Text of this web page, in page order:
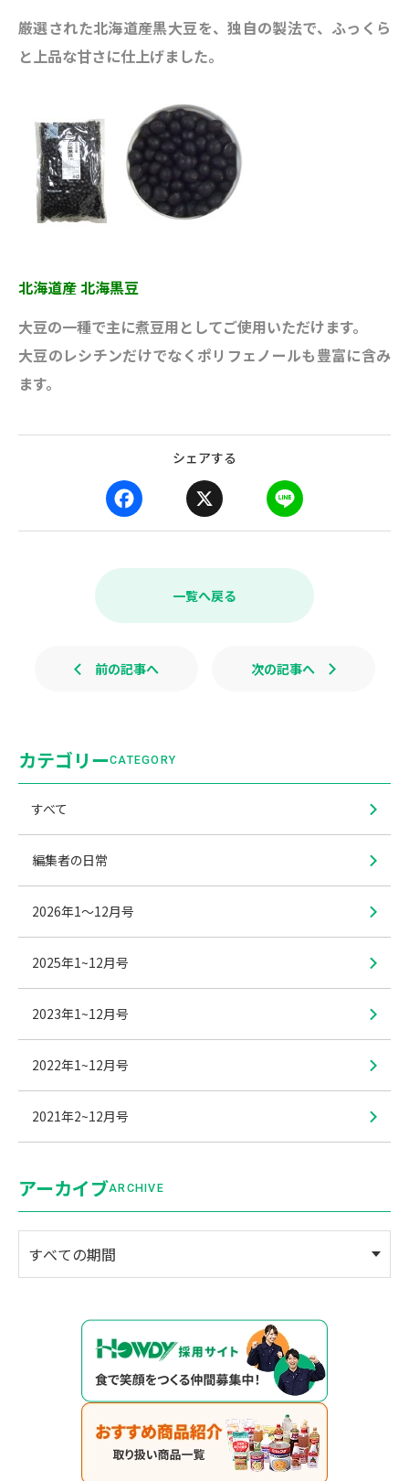
厳選された北海道産黒大豆を、独自の製法で、ふっくら
と上品な甘さに仕上げました。
北海道産 北海黒豆
大豆の一種で主に煮豆用としてご使用いただけます。
大豆のレシチンだけでなくポリフェノールも豊富に含み
ます。
シェアする
a
e
k
i
e
一覧へ戻る
前の記事へ 次の記事へ
カテゴリーCATEGORY
すべて
編集者の日常
2026年1〜12月号
2025年1~12月号
2023年1~12月号
2022年1~12月号
2021年2~12月号
アーカイブARCHIVE